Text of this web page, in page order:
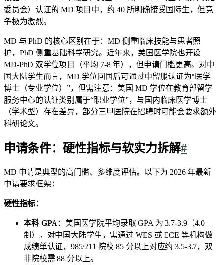
委员会）认证的 MD 项目中，约 40 所明确接受国际生，但竞
争极为激烈。
MD 与 PhD 的核心区别在于：MD 侧重临床技能与患者照
护，PhD 侧重基础科学研究。近年来，美国医学院也开设
MD-PhD 双学位项目（平均 7-8 年），但申请门槛更高。对中
国大陆学生而言，MD 学位回国后可通过中留服认证为“医学
博士（专业学位）”，但需注意：美国 MD 学位在教育部留学
服务中心的认证类别属于“职业学位”，与国内临床医学博士
（学术型）存在差异，部分三甲医院在招聘时可能会要求额外
科研论文。
申请条件：硬性指标与软实力拆解#
MD 申请是典型的高门槛、多维度评估。以下为 2026 年最新
申请要求框架：
硬性指标：
本科 GPA ：美国医学院平均录取 GPA 为 3.7-3.9（4.0
制）。对中国大陆学生，需通过 WES 或 ECE 等机构做
成绩单认证，985/211 院校 85 分以上对应约 3.5-3.7，双
非院校需 88 分以上。